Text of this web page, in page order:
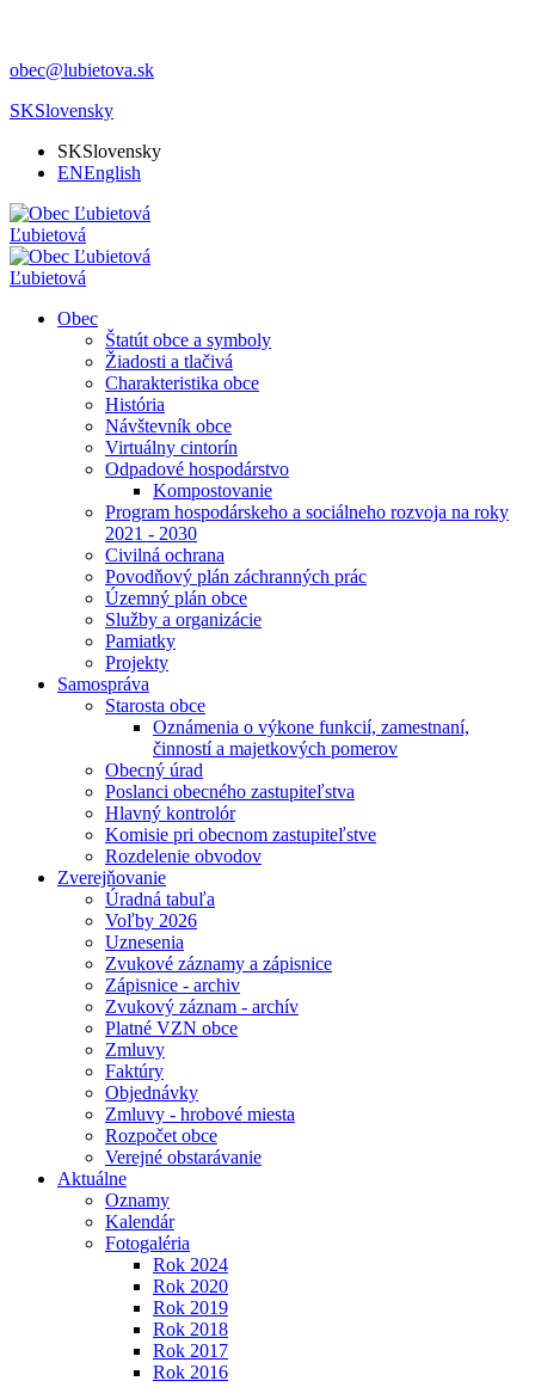
obec@lubietova.sk
SKSlovensky
SKSlovensky
ENEnglish
Ľubietová
Ľubietová
Obec
Štatút obce a symboly
Žiadosti a tlačivá
Charakteristika obce
História
Návštevník obce
Virtuálny cintorín
Odpadové hospodárstvo
Kompostovanie
Program hospodárskeho a sociálneho rozvoja na roky
2021 - 2030
Civilná ochrana
Povodňový plán záchranných prác
Územný plán obce
Služby a organizácie
Pamiatky
Projekty
Samospráva
Starosta obce
Oznámenia o výkone funkcií, zamestnaní,
činností a majetkových pomerov
Obecný úrad
Poslanci obecného zastupiteľstva
Hlavný kontrolór
Komisie pri obecnom zastupiteľstve
Rozdelenie obvodov
Zverejňovanie
Úradná tabuľa
Voľby 2026
Uznesenia
Zvukové záznamy a zápisnice
Zápisnice - archiv
Zvukový záznam - archív
Platné VZN obce
Zmluvy
Faktúry
Objednávky
Zmluvy - hrobové miesta
Rozpočet obce
Verejné obstarávanie
Aktuálne
Oznamy
Kalendár
Fotogaléria
Rok 2024
Rok 2020
Rok 2019
Rok 2018
Rok 2017
Rok 2016